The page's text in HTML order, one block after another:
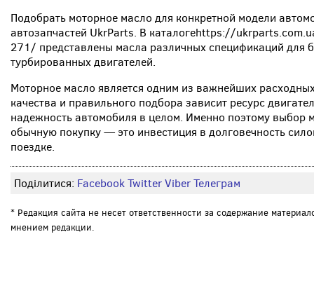
Подобрать моторное масло для конкретной модели
автозапчастей UkrParts. В каталогеhttps://
271/ представлены масла различных спецификаций для
турбированных двигателей.
Моторное масло является одним из важнейших
качества и правильного подбора зависит ресурс
надежность автомобиля в целом. Именно поэтому выбор
обычную покупку — это инвестиция в долговечность
поездке.
Поділитися: FacebookTwitterViberТелеграм
* Редакция сайта не несет ответственности за содержание
мнением редакции.